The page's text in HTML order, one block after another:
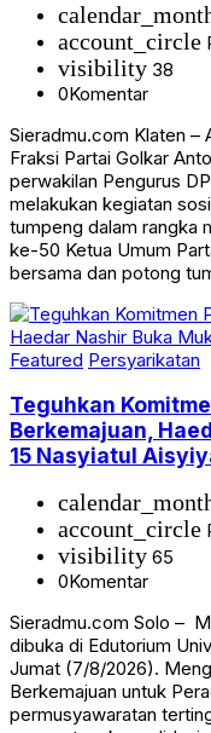
account_circle
visibility 38
0Komentar
Sieradmu.com Klaten –
Fraksi Partai Golkar
perwakilan Pengurus
melakukan kegiatan
tumpeng dalam rangka
ke-50 Ketua Umum
bersama dan potong
Featured Persyarikatan
Teguhkan
Berkemajuan,
15 Nasyiatul
account_circle
visibility 65
0Komentar
Sieradmu.com Solo –
dibuka di Edutorium
Jumat (7/8/2026).
Berkemajuan untuk
permusyawaratan